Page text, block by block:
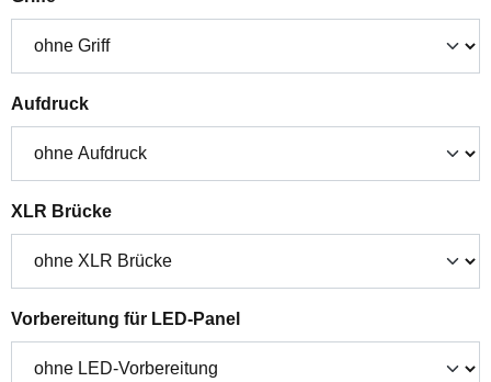
Aufdruckauswählen
XLR Brückeauswählen
Vorbereitung für LED-Panelauswählen